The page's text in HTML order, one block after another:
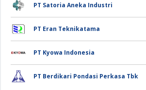
PT Satoria Aneka Industri
PT Eran Teknikatama
PT Kyowa Indonesia
PT Berdikari Pondasi Perkasa Tbk